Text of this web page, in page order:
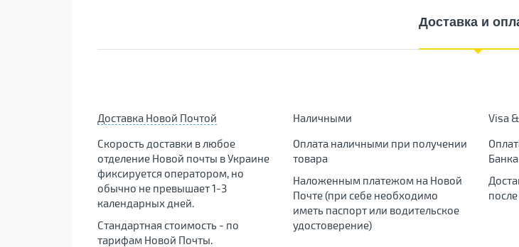
Доставка и
Доставка Новой Почтой
Скорость доставки в любое
отделение Новой почты в Украине
фиксируется оператором, но
обычно не превышает 1-3
календарных дней.
Стандартная стоимость - по
тарифам Новой Почты.
Наличными
Оплата наличными при получении
товара
Наложенным платежом на Новой
Почте (при себе необходимо
иметь паспорт или водительское
удостоверение)
Visa